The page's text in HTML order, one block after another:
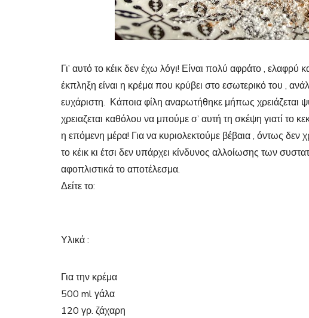
Γι’ αυτό το κέικ δεν έχω λόγι! Είναι πολύ αφράτο ,
έκπληξη είναι η κρέμα που κρύβει στο εσωτερικό του ,
ευχάριστη. Κάποια φίλη αναρωτήθηκε μήπως χρειάζεται
χρειαζεται καθόλου να μπούμε σ’ αυτή τη σκέψη γιατί το
η επόμενη μέρα! Για να κυριολεκτούμε βέβαια , όντως δεν
το κέικ κι έτσι δεν υπάρχει κίνδυνος αλλοίωσης των
αφοπλιστικά το αποτέλεσμα.
Δείτε το:
Υλικά :
Για την κρέμα
500 ml γάλα
120 γρ. ζάχαρη